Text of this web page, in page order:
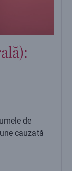
de
cauzată